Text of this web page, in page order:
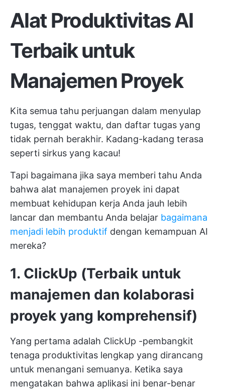
Alat Produktivitas AI
Terbaik untuk
Manajemen Proyek
Kita semua tahu perjuangan dalam menyulap
tugas, tenggat waktu, dan daftar tugas yang
tidak pernah berakhir. Kadang-kadang terasa
seperti sirkus yang kacau!
Tapi bagaimana jika saya memberi tahu Anda
bahwa alat manajemen proyek ini dapat
membuat kehidupan kerja Anda jauh lebih
lancar dan membantu Anda belajar bagaimana
menjadi lebih produktif dengan kemampuan AI
mereka?
1. ClickUp (Terbaik untuk
manajemen dan kolaborasi
proyek yang komprehensif)
Yang pertama adalah ClickUp -pembangkit
tenaga produktivitas lengkap yang dirancang
untuk menangani semuanya. Ketika saya
mengatakan bahwa aplikasi ini benar-benar